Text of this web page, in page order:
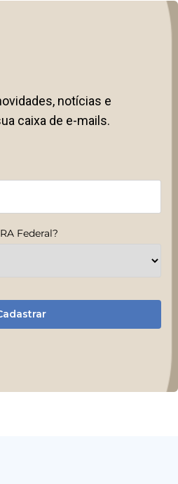
notícias e
caixa de e-mails.
Federal?